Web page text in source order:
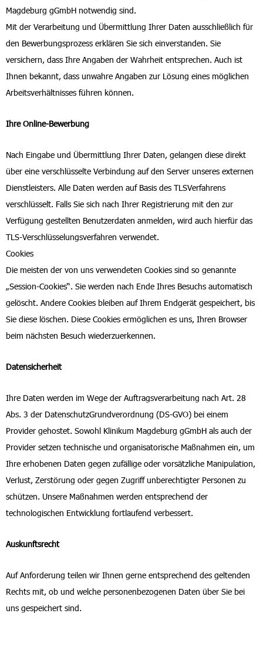
Magdeburg gGmbH notwendig sind.
Mit der Verarbeitung und Übermittlung Ihrer Daten ausschließlich für
den Bewerbungsprozess erklären Sie sich einverstanden. Sie
versichern, dass Ihre Angaben der Wahrheit entsprechen. Auch ist
Ihnen bekannt, dass unwahre Angaben zur Lösung eines möglichen
Arbeitsverhältnisses führen können.
Ihre Online-Bewerbung
Nach Eingabe und Übermittlung Ihrer Daten, gelangen diese direkt
über eine verschlüsselte Verbindung auf den Server unseres externen
Dienstleisters. Alle Daten werden auf Basis des TLSVerfahrens
verschlüsselt. Falls Sie sich nach Ihrer Registrierung mit den zur
Verfügung gestellten Benutzerdaten anmelden, wird auch hierfür das
TLS-Verschlüsselungsverfahren verwendet.
Cookies
Die meisten der von uns verwendeten Cookies sind so genannte
„Session-Cookies“. Sie werden nach Ende Ihres Besuchs automatisch
gelöscht. Andere Cookies bleiben auf Ihrem Endgerät gespeichert, bis
Sie diese löschen. Diese Cookies ermöglichen es uns, Ihren Browser
beim nächsten Besuch wiederzuerkennen.
Datensicherheit
Ihre Daten werden im Wege der Auftragsverarbeitung nach Art. 28
Abs. 3 der DatenschutzGrundverordnung (DS-GVO) bei einem
Provider gehostet. Sowohl Klinikum Magdeburg gGmbH als auch der
Provider setzen technische und organisatorische Maßnahmen ein, um
Ihre erhobenen Daten gegen zufällige oder vorsätzliche Manipulation,
Verlust, Zerstörung oder gegen Zugriff unberechtigter Personen zu
schützen. Unsere Maßnahmen werden entsprechend der
technologischen Entwicklung fortlaufend verbessert.
Auskunftsrecht
Auf Anforderung teilen wir Ihnen gerne entsprechend des geltenden
Rechts mit, ob und welche personenbezogenen Daten über Sie bei
uns gespeichert sind.